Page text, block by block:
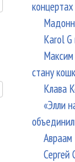
концертах
Karol
стану
Клава
«Элли
Авраам